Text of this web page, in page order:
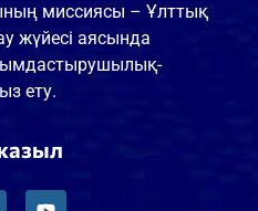
миссиясы – Ұлттық
жүйесі аясында
ету.